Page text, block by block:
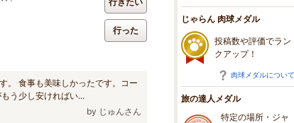
行った
。 食事も美味しかったです。コー
う少し安ければい...
by じゅんさん
じゃらん 肉球メダル
投稿数や評価でラン
クアップ！
肉球メダルについて
旅の達人メダル
特定の場所・ジャ